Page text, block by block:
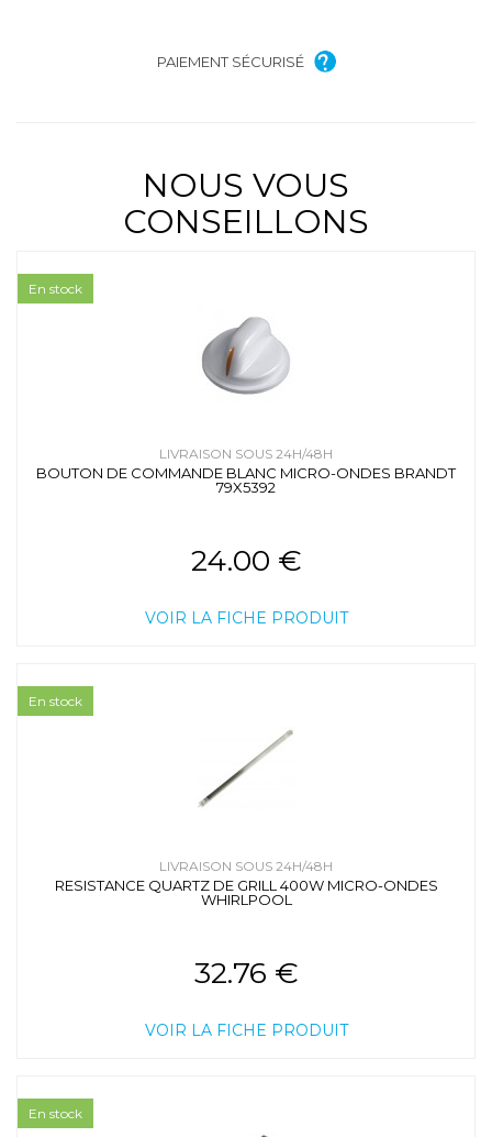
PAIEMENT SÉCURISÉ
NOUS VOUS
CONSEILLONS
LIVRAISON SOUS 24H/48H
BOUTON DE COMMANDE BLANC MICRO-ONDES BRANDT
79X5392
24.00 €
VOIR LA FICHE PRODUIT
En stock
LIVRAISON SOUS 24H/48H
RESISTANCE QUARTZ DE GRILL 400W MICRO-ONDES
WHIRLPOOL
32.76 €
VOIR LA FICHE PRODUIT
En stock
En stock